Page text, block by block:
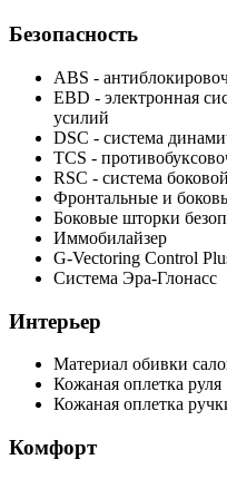
Безопасность
ABS -
EBD - электронная
усилий
DSC - система
TCS -
RSC - система
Фронтальные и
Боковые шторки
Иммобилайзер
G-Vectoring Control
Система Эра-Глонасс
Интерьер
Материал обивки
Кожаная оплетка руля
Кожаная оплетка
Комфорт